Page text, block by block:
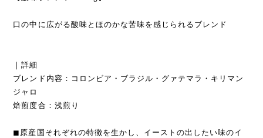
口の中に広がる酸味とほのかな苦味を感じられるブレンド
｜詳細
ブレンド内容：コロンビア・ブラジル・グァテマラ・キリマン
ジャロ
焙煎度合：浅煎り
◼︎原産国それぞれの特徴を生かし、イーストの出したい味のイ